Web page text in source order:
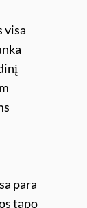
visa
para
tapo